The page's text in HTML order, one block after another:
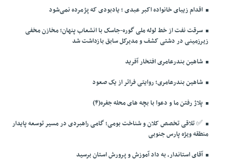
اقدام زیبای خانواده اکبر عبدی ؛ یادبودی که پژمرده نمی‌شود
سرقت نفت از خط لوله ملی گوره-جاسک با انشعاب پنهان؛ مخازن مخفی
زیرزمینی در دشتی کشف و مدیرکل سابق بازداشت شد
شاهین بندرعامری افتخار آفرید
شاهین بندرعامری؛ روایتی فراتر از یک صعود
پلاژ رفتن ما و دعوا با بچه های محله جفره(۴)
✅️ تلاقی تخصص کلان و شناخت بومی؛ گامی راهبردی در مسیر توسعه پایدار
منطقه ویژه پارس جنوبی
آقای استاندار، به داد آموزش و پرورش استان برسید